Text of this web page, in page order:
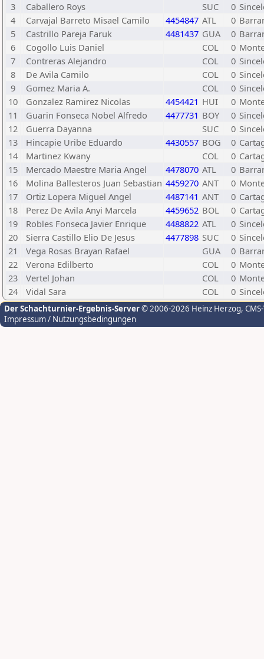
3
Caballero Roys SUC 0
4
Carvajal Barreto Misael Camilo 4454847 ATL 0
5
Castrillo Pareja Faruk 4481437 GUA 0
6
Cogollo Luis Daniel COL 0
7
Contreras Alejandro COL 0
8
De Avila Camilo COL 0
9
Gomez Maria A. COL 0
10
Gonzalez Ramirez Nicolas 4454421 HUI 0
11
Guarin Fonseca Nobel Alfredo 4477731 BOY 0
12
Guerra Dayanna SUC 0
13
Hincapie Uribe Eduardo 4430557 BOG 0
14
Martinez Kwany COL 0
15
Mercado Maestre Maria Angel 4478070 ATL 0
16
Molina Ballesteros Juan Sebastian 4459270 ANT 0
17
Ortiz Lopera Miguel Angel 4487141 ANT 0
18
Perez De Avila Anyi Marcela 4459652 BOL 0
19
Robles Fonseca Javier Enrique 4488822 ATL 0
20
Sierra Castillo Elio De Jesus 4477898 SUC 0
21
Vega Rosas Brayan Rafael GUA 0
22
Verona Edilberto COL 0
23
Vertel Johan COL 0
24
Vidal Sara COL 0
Der Schachturnier-Ergebnis-Server© 2006-2026 Heinz Herzog,
Impressum / Nutzungsbedingungen